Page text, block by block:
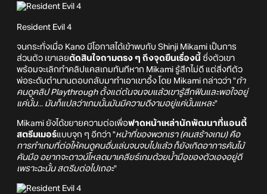
Resident Evil 4
จนกระทั่งเมื่อ Kano มีโอกาสได้เข้าพบกับ Shinji Mikami เป็นการ
ส่วนตัว เขาเลยตัดสินใจถามตรง ๆ ถึงจุดยืนเรื่องนี้ ซึ่งตัวเขา
พร้อมจะเลิกทำคลิปแคสเกมทันทีหาก Mikami รู้สึกไม่ดี แต่สิ่งทีตัว
พ่อระดับตำนานตอบกลับมาทำเอาเขาอึ้ง โดย Mikami กล่าวว่า "ถ้า
คนดูคลิป Playthrough ตั้งแต่ต้นจนจบแล้วเขารู้สึกฟินและพอใจอยู่
แค่นั้น... มันก็แปลว่าเกมนั้นมันมีความดีงามอยู่แค่นั้นแหละ"
Mikami ยังได้ขยายความต่อเพื่อฟาดหน้าเหล่านักพัฒนาที่แอนตี้
สตรีมเมอร์แบบจุก ๆ อีกว่า "หน้าที่ของพวกเรา (คนสร้างเกม) คือ
การทำเกมที่ต่อให้คนดูคนอื่นเล่นจนจบไปแล้ว ก็ยังเกิดอาการคันไม้
คันมือ อยากจะดาวน์โหลดมาเคลียร์เกมด้วยน้ำมือของตัวเองอยู่ดี
เพราะฉะนั้น สตรีมต่อไปเถอะ"